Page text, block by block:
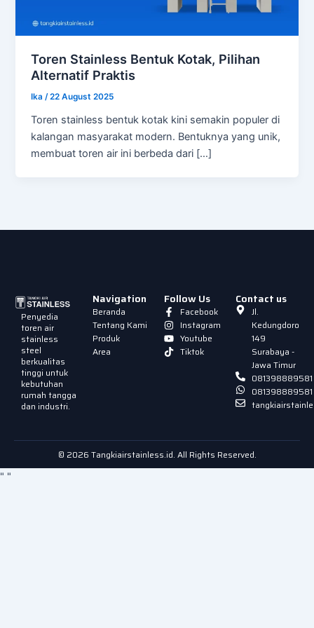
Toren Stainless Bentuk Kotak, Pilihan
Alternatif Praktis
Ika/22 August 2025
Toren stainless bentuk kotak kini semakin populer di
kalangan masyarakat modern. Bentuknya yang unik,
membuat toren air ini berbeda dari […]
Penyedia
toren air
stainless
steel
berkualitas
tinggi untuk
kebutuhan
rumah tangga
dan industri.
Navigation
Beranda
Tentang Kami
Produk
Area
Follow Us
Facebook
Instagram
Youtube
Tiktok
Contact us
Jl.
Kedungdoro
149
Surabaya -
Jawa Timur
081398889581
081398889581
© 2026 Tangkiairstainless.id. All Rights Reserved.
" "